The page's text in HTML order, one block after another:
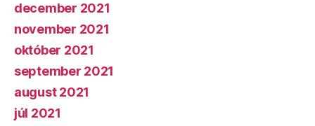
december 2021
november 2021
október 2021
september 2021
august 2021
júl 2021